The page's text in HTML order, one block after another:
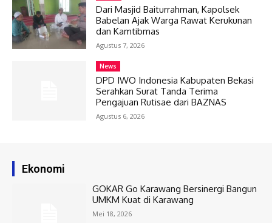
Dari Masjid Baiturrahman, Kapolsek
Babelan Ajak Warga Rawat Kerukunan
dan Kamtibmas
Agustus 7, 2026
News
DPD IWO Indonesia Kabupaten Bekasi
Serahkan Surat Tanda Terima
Pengajuan Rutisae dari BAZNAS
Agustus 6, 2026
Ekonomi
GOKAR Go Karawang Bersinergi Bangun
UMKM Kuat di Karawang
Mei 18, 2026